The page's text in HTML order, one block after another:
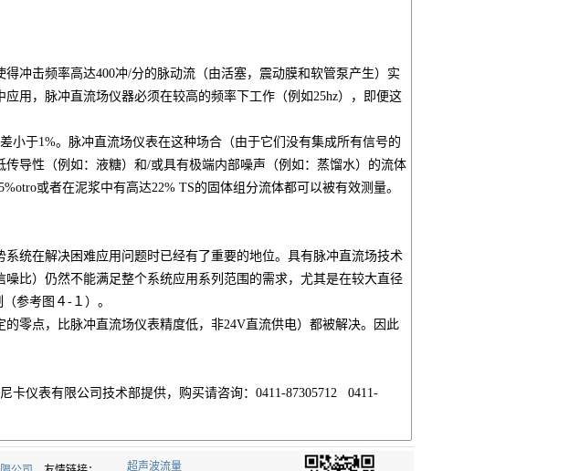
击频率高达400冲/分的脉动流（由活塞，震动膜和软管泵产生）实
用，脉冲直流场仪器必须在较高的频率下工作（例如25hz），即便这
于1%。脉冲直流场仪表在这种场合（由于它们没有集成所有信号的
导性（例如：液糖）和/或具有极端内部噪声（例如：蒸馏水）的流体
或者在泥浆中有高达22% TS的固体组分流体都可以被有效测量。
在解决困难应用问题时已经有了重要的地位。具有脉冲直流场技术
比）仍然不能满足整个系统应用系列范围的需求，尤其是在较大直径
参考图４-１）。
点，比脉冲直流场仪表精度低，非24V直流供电）都被解决。因此
卡仪表有限公司技术部提供，购买请咨询：0411-87305712 0411-
超声波流量计 大连索尼卡仪表 超声波流量表